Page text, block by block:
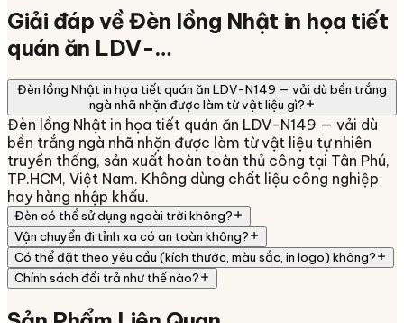
Giải đáp vềĐèn lồng Nhật in họa tiết
quán ăn LDV-…
Đèn lồng Nhật in họa tiết quán ăn LDV-N149 — vải dù bền trắng
ngà nhã nhặn được làm từ vật liệu gì?
Đèn lồng Nhật in họa tiết quán ăn LDV-N149 — vải dù
bền trắng ngà nhã nhặn được làm từ vật liệu tự nhiên
truyền thống, sản xuất hoàn toàn thủ công tại Tân Phú,
TP.HCM, Việt Nam. Không dùng chất liệu công nghiệp
hay hàng nhập khẩu.
Đèn có thể sử dụng ngoài trời không?
Vận chuyển đi tỉnh xa có an toàn không?
Có thể đặt theo yêu cầu (kích thước, màu sắc, in logo) không?
Chính sách đổi trả như thế nào?